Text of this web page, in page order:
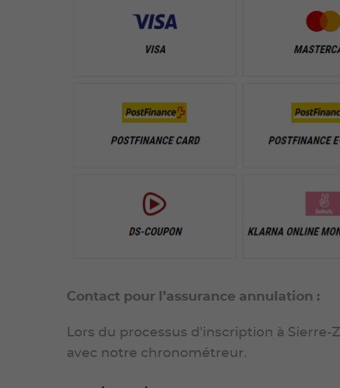
Contact pour l’assurance annulation :
Lors du processus d'inscription à
avec notre chronométreur.